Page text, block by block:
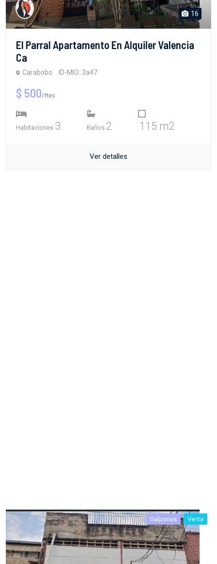
16
El Parral Apartamento En Alquiler Valencia
Ca
Carabobo ID-MIO: 3a47
$ 500/Mes
Habitaciones 3 Baños 2 115 m2
Ver detalles
Galpones Venta